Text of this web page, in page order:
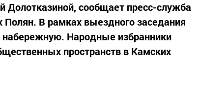
Долотказиной, сообщает пресс-служба
Полян. В рамках выездного заседания
Народные избранники
пространств в Камских